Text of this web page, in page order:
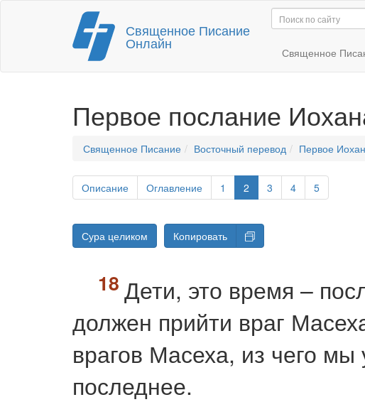
Перейти
к
содержимому
Священное Писание
Онлайн
Священное
Первое послание
Священное Писание Восточный перевод Первое
Описание Оглавление 1 2 3 4 5
Сура целиком Копировать
Дети, это время –
должен прийти враг
врагов Масеха, из чего
последнее.